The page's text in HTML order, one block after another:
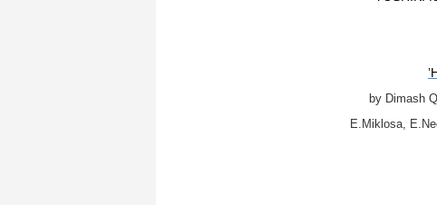
by Dimash
E.Miklosa,